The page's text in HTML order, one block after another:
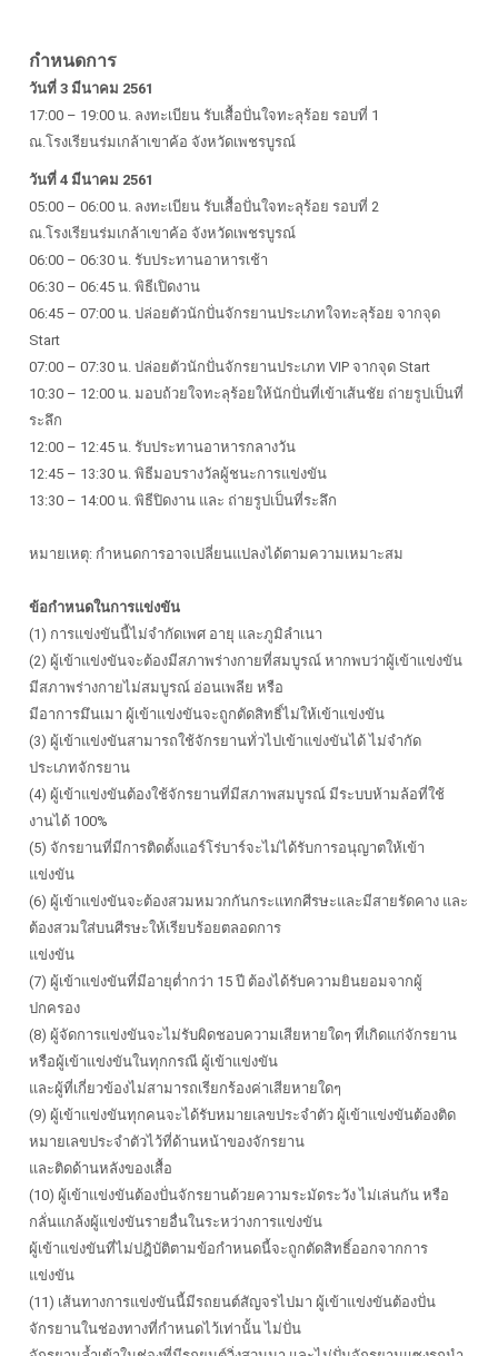
กำหนดการ
วันที่ 3 มีนาคม 2561
17:00 – 19:00 น. ลงทะเบียน รับเสื้อปั่นใจทะลุร้อย รอบที่ 1
ณ.โรงเรียนร่มเกล้าเขาค้อ จังหวัดเพชรบูรณ์
วันที่ 4 มีนาคม 2561
05:00 – 06:00 น. ลงทะเบียน รับเสื้อปั่นใจทะลุร้อย รอบที่ 2
ณ.โรงเรียนร่มเกล้าเขาค้อ จังหวัดเพชรบูรณ์
06:00 – 06:30 น. รับประทานอาหารเช้า
06:30 – 06:45 น. พิธีเปิดงาน
06:45 – 07:00 น. ปล่อยตัวนักปั่นจักรยานประเภทใจทะลุร้อย จากจุด
Start
07:00 – 07:30 น. ปล่อยตัวนักปั่นจักรยานประเภท VIP จากจุด Start
10:30 – 12:00 น. มอบถ้วยใจทะลุร้อยให้นักปั่นที่เข้าเส้นชัย ถ่ายรูปเป็นที่
ระลึก
12:00 – 12:45 น. รับประทานอาหารกลางวัน
12:45 – 13:30 น. พิธีมอบรางวัลผู้ชนะการแข่งขัน
13:30 – 14:00 น. พิธีปิดงาน และ ถ่ายรูปเป็นที่ระลึก
หมายเหตุ: กำหนดการอาจเปลี่ยนแปลงได้ตามความเหมาะสม
ข้อกำหนดในการแข่งขัน
(1) การแข่งขันนี้ไม่จำกัดเพศ อายุ และภูมิลำเนา
(2) ผู้เข้าแข่งขันจะต้องมีสภาพร่างกายที่สมบูรณ์ หากพบว่าผู้เข้าแข่งขัน
มีสภาพร่างกายไม่สมบูรณ์ อ่อนเพลีย หรือ
มีอาการมึนเมา ผู้เข้าแข่งขันจะถูกตัดสิทธิ์ไม่ให้เข้าแข่งขัน
(3) ผู้เข้าแข่งขันสามารถใช้จักรยานทั่วไปเข้าแข่งขันได้ ไม่จำกัด
ประเภทจักรยาน
(4) ผู้เข้าแข่งขันต้องใช้จักรยานที่มีสภาพสมบูรณ์ มีระบบห้ามล้อที่ใช้
งานได้ 100%
(5) จักรยานที่มีการติดตั้งแอร์โร่บาร์จะไม่ได้รับการอนุญาตให้เข้า
แข่งขัน
(6) ผู้เข้าแข่งขันจะต้องสวมหมวกกันกระแทกศีรษะและมีสายรัดคาง และ
ต้องสวมใส่บนศีรษะให้เรียบร้อยตลอดการ
แข่งขัน
(7) ผู้เข้าแข่งขันที่มีอายุต่ำกว่า 15 ปี ต้องได้รับความยินยอมจากผู้
ปกครอง
(8) ผู้จัดการแข่งขันจะไม่รับผิดชอบความเสียหายใดๆ ที่เกิดแก่จักรยาน
หรือผู้เข้าแข่งขันในทุกกรณี ผู้เข้าแข่งขัน
และผู้ที่เกี่ยวข้องไม่สามารถเรียกร้องค่าเสียหายใดๆ
(9) ผู้เข้าแข่งขันทุกคนจะได้รับหมายเลขประจำตัว ผู้เข้าแข่งขันต้องติด
หมายเลขประจำตัวไว้ที่ด้านหน้าของจักรยาน
และติดด้านหลังของเสื้อ
(10) ผู้เข้าแข่งขันต้องปั่นจักรยานด้วยความระมัดระวัง ไม่เล่นกัน หรือ
กลั่นแกล้งผู้แข่งขันรายอื่นในระหว่างการแข่งขัน
ผู้เข้าแข่งขันที่ไม่ปฎิบัติตามข้อกำหนดนี้จะถูกตัดสิทธิ์ออกจากการ
แข่งขัน
(11) เส้นทางการแข่งขันนี้มีรถยนต์สัญจรไปมา ผู้เข้าแข่งขันต้องปั่น
จักรยานในช่องทางที่กำหนดไว้เท่านั้น ไม่ปั่น